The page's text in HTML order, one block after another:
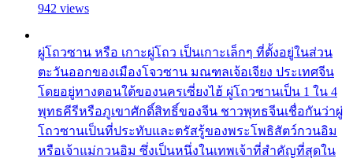
942 views
ผู่โถวซาน หรือ เกาะผู่โถว เป็นเกาะเล็กๆ ที่ตั้งอยู่ในส่วน
ตะวันออกของเมืองโจวซาน มณฑลเจ้อเจียง ประเทศจีน
โดยอยู่ทางตอนใต้ของนครเซี่ยงไฮ้ ผู่โถวซานเป็น 1 ใน 4
พุทธคีรีหรือภูเขาศักดิ์สิทธิ์ของจีน ชาวพุทธจีนเชื่อกันว่าผู่
โถวซานเป็นที่ประทับและตรัสรู้ของพระโพธิสัตว์กวนอิม
หรือเจ้าแม่กวนอิม ซึ่งเป็นหนึ่งในเทพเจ้าที่สำคัญที่สุดใน